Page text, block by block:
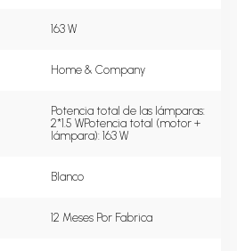
163 W
Home & Company
Potencia total de las lámparas:
2*1.5 WPotencia total (motor +
lámpara): 163 W
Blanco
12 Meses Por Fabrica